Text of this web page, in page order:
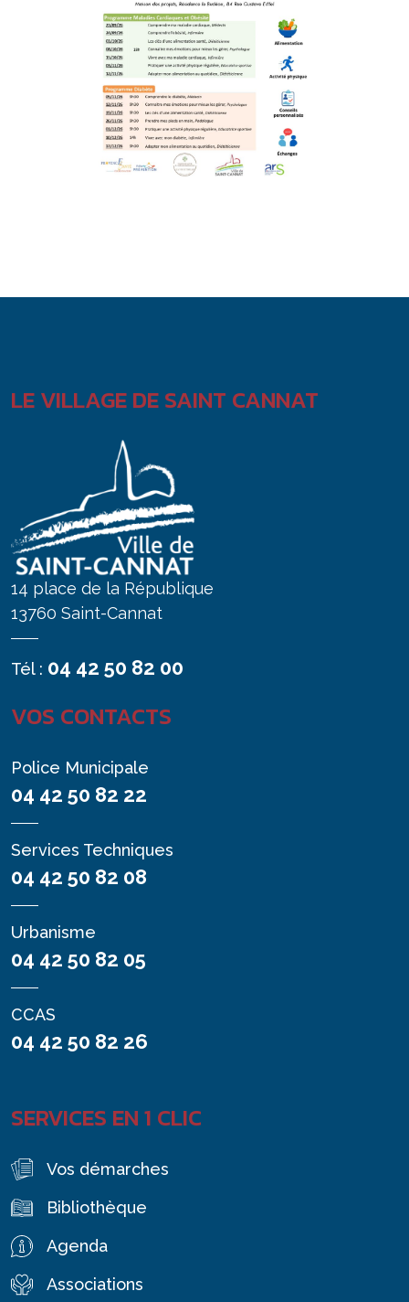
LE VILLAGE DE SAINT CANNAT
14 place de la République
13760 Saint-Cannat
Tél : 04 42 50 82 00
VOS CONTACTS
Police Municipale
04 42 50 82 22
Services Techniques
04 42 50 82 08
Urbanisme
04 42 50 82 05
CCAS
04 42 50 82 26
SERVICES EN 1 CLIC
Vos démarches
Bibliothèque
Agenda
Associations